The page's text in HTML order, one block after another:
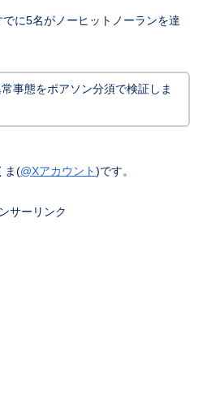
に5名がノーヒットノーランを達
事態をポアソン分須で検証しま
ま(@Xアカウント)です。
サーリンク